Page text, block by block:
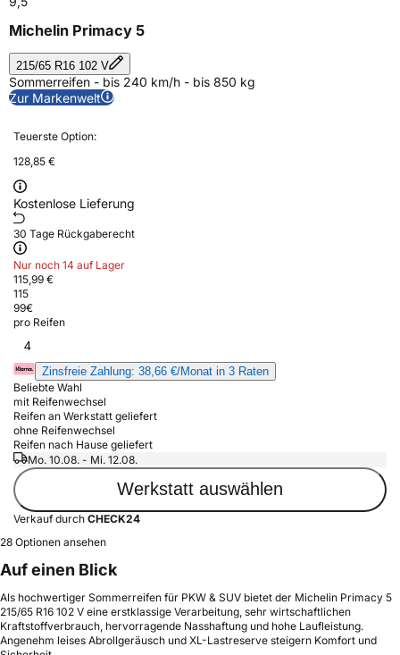
Michelin Primacy 5
215/65 R16 102 V
Sommerreifen - bis 240 km/h - bis 850 kg
Zur Markenwelt
Teuerste Option:
128,85 €
Kostenlose Lieferung
30 Tage Rückgaberecht
Nur noch 14 auf Lager
115,99 €
115
99€
pro Reifen
4
Zinsfreie Zahlung: 38,66 €/Monat in 3 Raten
Beliebte Wahl
mit Reifenwechsel
Reifen an Werkstatt geliefert
ohne Reifenwechsel
Reifen nach Hause geliefert
Mo. 10.08. - Mi. 12.08.
Werkstatt auswählen
Verkauf durch CHECK24
28 Optionen ansehen
Auf einen Blick
Als hochwertiger Sommerreifen für PKW & SUV bietet der Michelin Primacy 5
215/65 R16 102 V eine erstklassige Verarbeitung, sehr wirtschaftlichen
Kraftstoffverbrauch, hervorragende Nasshaftung und hohe Laufleistung.
Angenehm leises Abrollgeräusch und XL-Lastreserve steigern Komfort und